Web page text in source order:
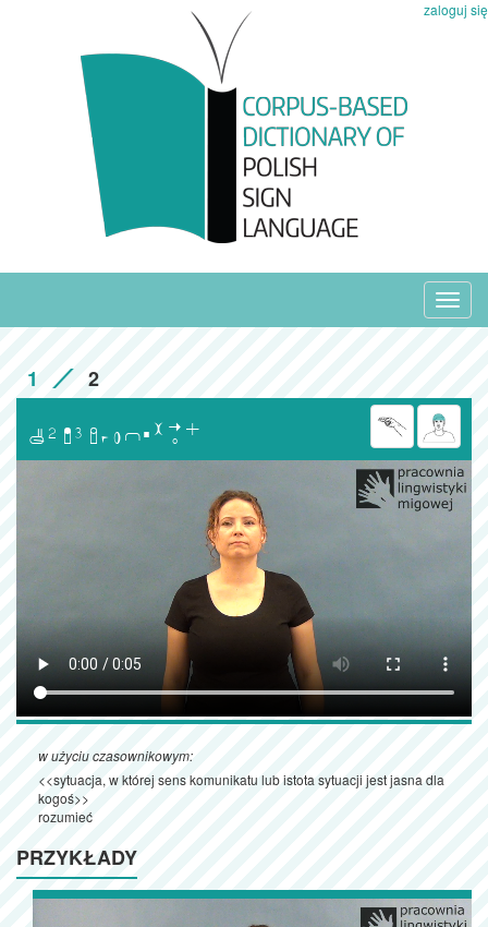
zaloguj się
1 2

w użyciu czasownikowym:
<<sytuacja, w której sens komunikatu lub istota sytuacji jest jasna dla
kogoś>>
rozumieć
PRZYKŁADY